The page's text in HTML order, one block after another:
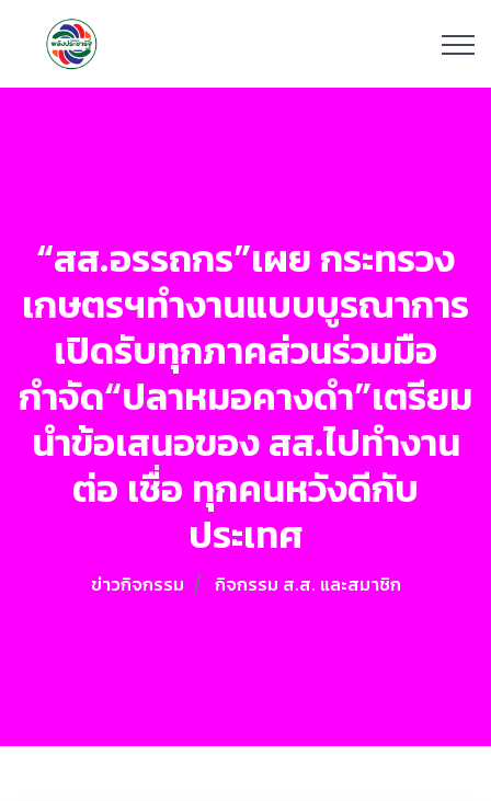
“สส.อรรถกร”เผย กระทรวง
เกษตรฯทำงานแบบบูรณาการ
เปิดรับทุกภาคส่วนร่วมมือ
กำจัด“ปลาหมอคางดำ”เตรียม
นำข้อเสนอของ สส.ไปทำงาน
ต่อ เชื่อ ทุกคนหวังดีกับ
ประเทศ
ข่าวกิจกรรม กิจกรรม ส.ส. และสมาชิก